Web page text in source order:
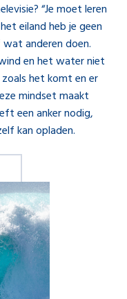
“Je moet leren
eiland heb je geen
anderen doen.
en het water niet
het komt en er
mindset maakt
een anker nodig,
kan opladen.